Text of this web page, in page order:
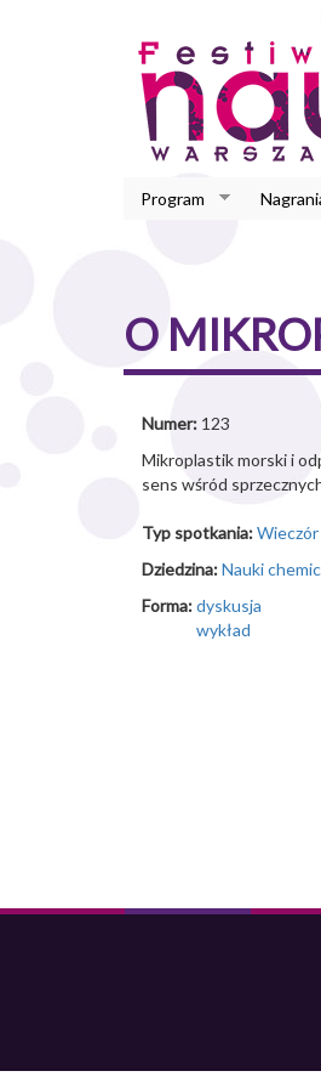
Program
O
Numer: 123
Mikroplastik morski i
sens wśród
Typ spotkania:Wieczór
Dziedzina:Nauki
Forma:dyskusja
wykład